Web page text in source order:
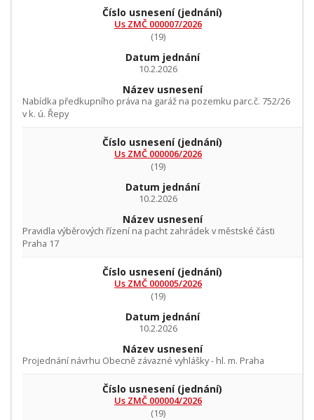
Číslo usnesení(jednání)
Us ZMČ 000007/2026
(19)
Datum jednání
10.2.2026
Název usnesení
Nabídka předkupního práva na garáž na pozemku parc.č. 752/26
v k. ú. Řepy
Číslo usnesení(jednání)
Us ZMČ 000006/2026
(19)
Datum jednání
10.2.2026
Název usnesení
Pravidla výběrových řízení na pacht zahrádek v městské části
Praha 17
Číslo usnesení(jednání)
Us ZMČ 000005/2026
(19)
Datum jednání
10.2.2026
Název usnesení
Projednání návrhu Obecně závazné vyhlášky - hl. m. Praha
Číslo usnesení(jednání)
Us ZMČ 000004/2026
(19)